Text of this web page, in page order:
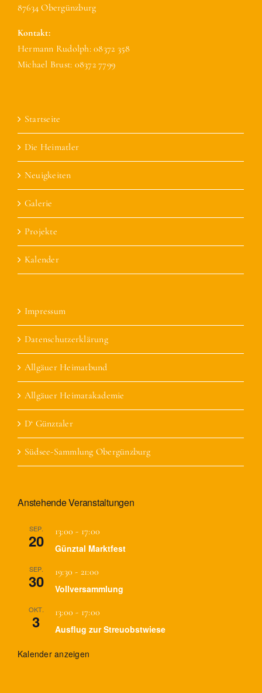
87634 Obergünzburg
Kontakt:
Hermann Rudolph: 08372 358
Michael Brust: 08372 7799
Startseite
Die Heimatler
Neuigkeiten
Galerie
Projekte
Kalender
Impressum
Datenschutzerklärung
Allgäuer Heimatbund
Allgäuer Heimatakademie
D‘ Günztaler
Südsee-Sammlung Obergünzburg
Anstehende Veranstaltungen
SEP.
20 13:00 - 17:00
Günztal Marktfest
SEP.
30 19:30 - 21:00
Vollversammlung
OKT.
3 13:00 - 17:00
Ausflug zur Streuobstwiese
Kalender anzeigen